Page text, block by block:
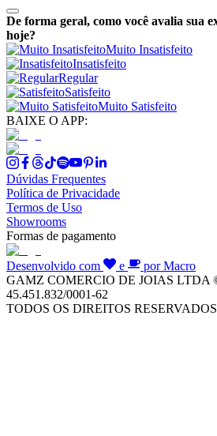
De forma geral, como você avalia sua
hoje?
Muito Insatisfeito
Insatisfeito
Regular
Satisfeito
Muito Satisfeito
BAIXE O APP:
Dúvidas Frequentes
Política de Privacidade
Termos de Uso
Showrooms
Formas de pagamento
Desenvolvido com e
por Macro
GAMZ COMERCIO DE JOIAS LTDA
45.451.832/0001-62
TODOS OS DIREITOS RESERVADOS